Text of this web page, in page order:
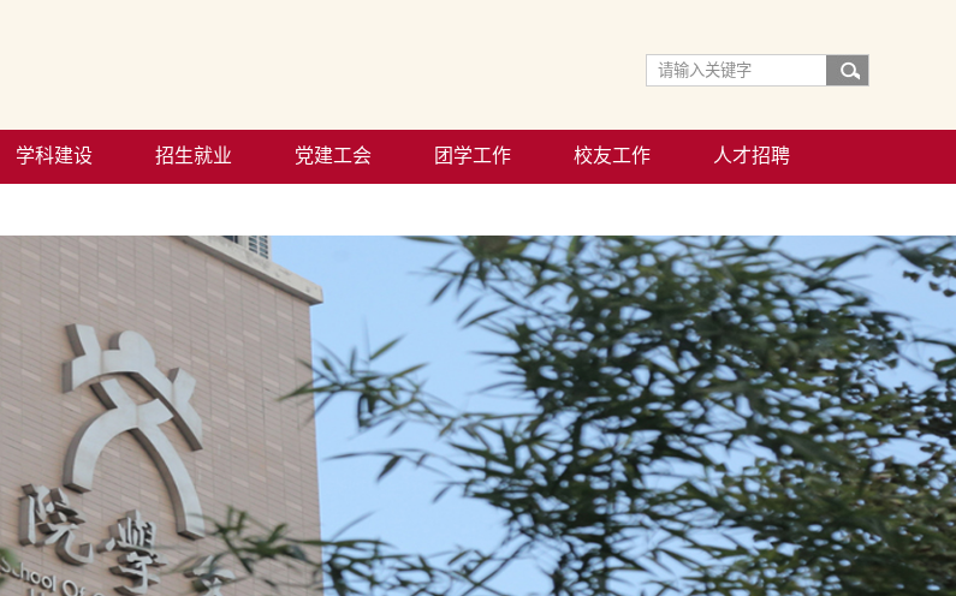
学科建设 招生就业 党建工会 团学工作 校友工作 人才招聘